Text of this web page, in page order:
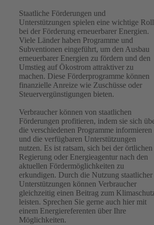
Staatliche Förderungen und
Unterstützungen spielen eine wichtige
bei der Förderung erneuerbarer Energien.
Viele Länder haben Programme und
Subventionen eingeführt, um den Ausbau
erneuerbarer Energien zu fördern und den
Umstieg auf Ökostrom attraktiver zu
machen. Diese Förderprogramme können
finanzielle Anreize wie Zuschüsse oder
Steuervergünstigungen bieten.
Verbraucher können von staatlichen
Förderungen profitieren, indem sie sich
die verschiedenen Programme informieren
und die verfügbaren Unterstützungen
nutzen. Es ist ratsam, sich bei der örtlichen
Regierung oder Energieagentur nach den
aktuellen Fördermöglichkeiten zu
erkundigen. Durch die Nutzung staatlicher
Unterstützungen können Verbraucher
gleichzeitig einen Beitrag zum
leisten. Sprechen Sie gerne auch hier mit
einem Energiereferenten über Ihre
Möglichkeiten.